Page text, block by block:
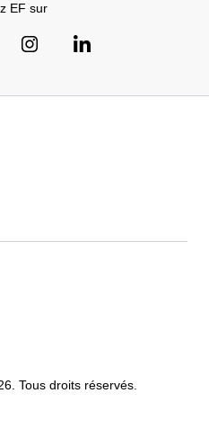
EF sur
Tous droits réservés.